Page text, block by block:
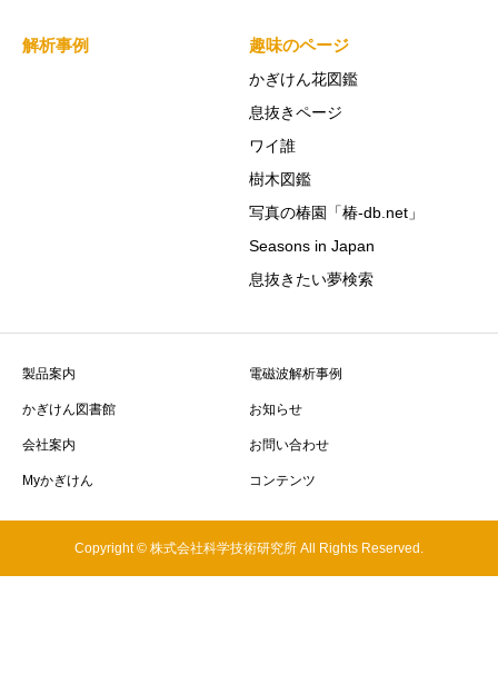
解析事例 趣味のページ
かぎけん花図鑑
息抜きページ
ワイ誰
樹木図鑑
写真の椿園「椿-db.net」
Seasons in Japan
息抜きたい夢検索
製品案内 電磁波解析事例
かぎけん図書館 お知らせ
会社案内 お問い合わせ
Myかぎけん コンテンツ
Copyright © 株式会社科学技術研究所 All Rights Reserved.